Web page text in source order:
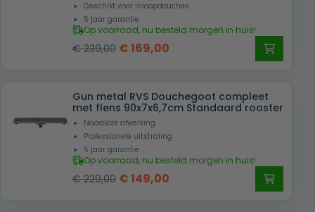
Geschikt voor inloopdouches
5 jaar garantie
Op voorraad, nu besteld morgen in huis!
€239,00 Oorspronkelijke
was:
€ 239,00.
€169,00
is:
€ 169,00.
Gun metal RVS Douchegoot compleet
met flens 90x7x6,7cm Standaard rooster
Naadloze afwerking
Professionele uitstraling
5 jaar garantie
Op voorraad, nu besteld morgen in huis!
€229,00 Oorspronkelijke
€149,00